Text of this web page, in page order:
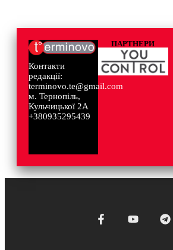
Контакти
редакції:
terminovo.te@gmail.com
м. Тернопіль,
Кульчицької 2А
+380935295439
ПАРТНЕРИ